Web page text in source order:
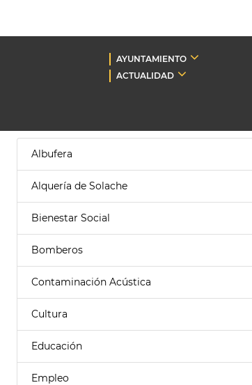
AYUNTAMIENTO
ACTUALIDAD
Albufera
Alquería de Solache
Bienestar Social
Bomberos
Contaminación Acústica
Cultura
Educación
Empleo